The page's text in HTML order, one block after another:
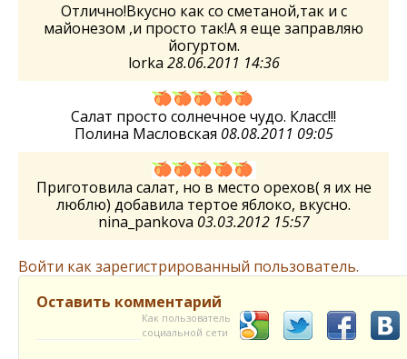
Отлично!Вкусно как со сметаной,так и с
майонезом ,и просто так!А я еще заправляю
йогуртом.
lorka 28.06.2011 14:36
Салат просто солнечное чудо. Класс!!!
Полина Масловская 08.08.2011 09:05
Приготовила салат, но в место орехов( я их не
люблю) добавила тертое яблоко, вкусно.
nina_pankova 03.03.2012 15:57
Войти как зарегистрированный пользователь.
Оставить комментарий
Как пользователь
социальной сети